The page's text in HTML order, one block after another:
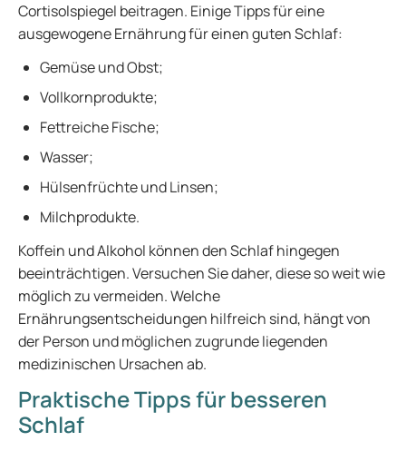
Cortisolspiegel beitragen. Einige Tipps für eine
ausgewogene Ernährung für einen guten Schlaf:
Gemüse und Obst;
Vollkornprodukte;
Fettreiche Fische;
Wasser;
Hülsenfrüchte und Linsen;
Milchprodukte.
Koffein und Alkohol können den Schlaf hingegen
beeinträchtigen. Versuchen Sie daher, diese so weit wie
möglich zu vermeiden. Welche
Ernährungsentscheidungen hilfreich sind, hängt von
der Person und möglichen zugrunde liegenden
medizinischen Ursachen ab.
Praktische Tipps für besseren
Schlaf